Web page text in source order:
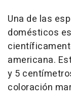
Una de las
domésticos
americana.
y 5
coloración